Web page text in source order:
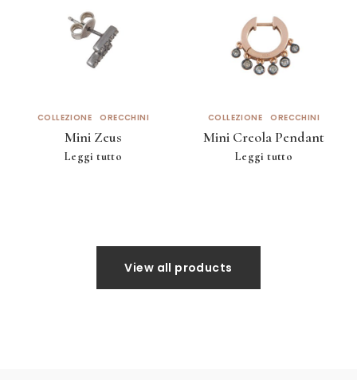
COLLEZIONE ORECCHINI
Mini Zeus
Leggi tutto
COLLEZIONE ORECCHINI
Mini Creola Pendant
Leggi tutto
View all products